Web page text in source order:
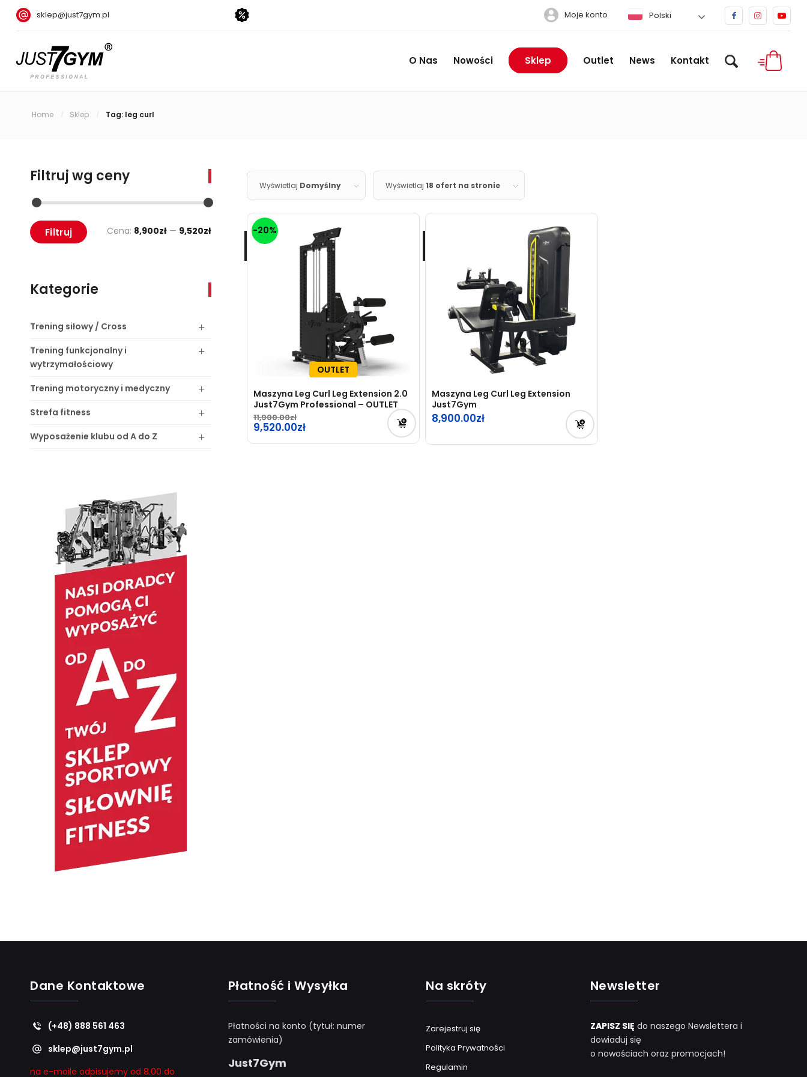
sklep@just7gym.pl Moje konto Polski
O Nas Nowości Sklep Outlet News Kontakt
Home / Sklep / Tag: leg curl
Wyświetlaj Domyślny Wyświetlaj 18 ofert na stronie
-20%
Maszyna Leg Curl Leg Extension 2.0
Just7Gym Professional – OUTLET
11,900.00
Pierwotna
cena
9,520.00
Aktualna
OUTLET
Maszyna Leg Curl Leg Extension
Just7Gym
8,900.00
Filtruj wg ceny
Filtruj Cena: 8,900zł — 9,520zł
Kategorie
Trening siłowy / Cross
Trening funkcjonalny i
wytrzymałościowy
Trening motoryczny i medyczny
Strefa fitness
Wyposażenie klubu od A do Z
Dane Kontaktowe
(+48) 888 561 463
sklep@just7gym.pl
na e-maile odpisujemy od 8.00 do
Płatność i Wysyłka
Płatności na konto (tytuł: numer
zamówienia)
Just7Gym
Na skróty
Zarejestruj się
Polityka Prywatności
Regulamin
Newsletter
ZAPISZ SIĘ do naszego Newslettera i
dowiaduj się
o nowościach oraz promocjach!